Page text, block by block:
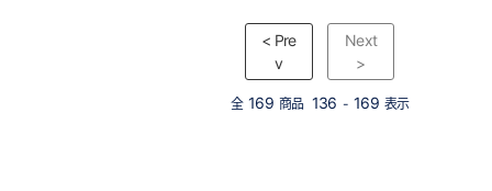
< Pre
v
Next
>
全 169 商品 136 - 169 表示